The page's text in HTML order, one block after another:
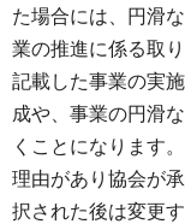
た場合には、円滑
業の推進に係る取
記載した事業の実
成や、事業の円滑
くことになります
理由があり協会が
択された後は変更